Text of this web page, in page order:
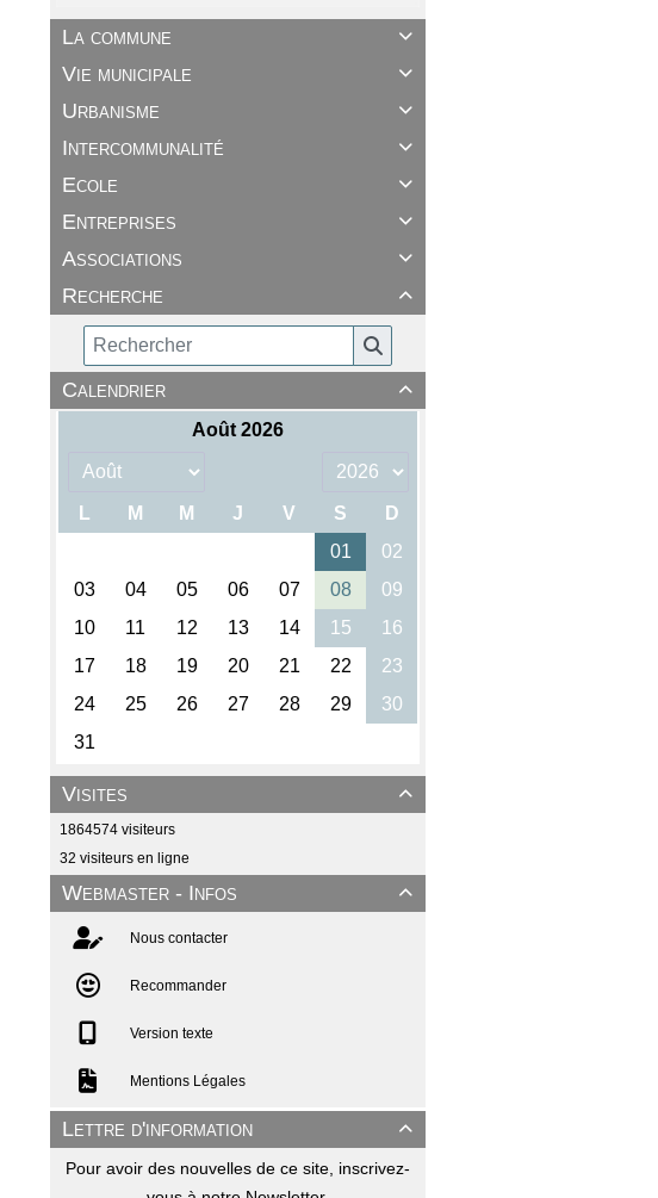

La commune

Vie municipale

Urbanisme

Intercommunalité

Ecole

Entreprises

Associations

Recherche

Calendrier

Visites
1864574 visiteurs
32 visiteurs en ligne

Webmaster - Infos
Nous contacter
Recommander
Version texte
Mentions Légales

Lettre d'information
Pour avoir des nouvelles de ce site, inscrivez-